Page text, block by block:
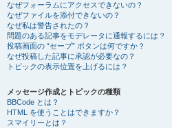
なぜフォーラムにアクセスできないの？
なぜファイルを添付できないの？
なぜ私は警告されたの？
問題のある記事をモデレータに通報するには？
投稿画面の “セーブ” ボタンは何ですか？
なぜ投稿した記事に承認が必要なの？
トピックの表示位置を上げるには？
メッセージ作成とトピックの種類
BBCode とは？
HTML を使うことはできますか？
スマイリーとは？